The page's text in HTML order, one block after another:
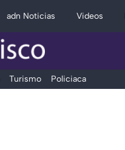
adn Noticias Videos
Turismo Policiaca